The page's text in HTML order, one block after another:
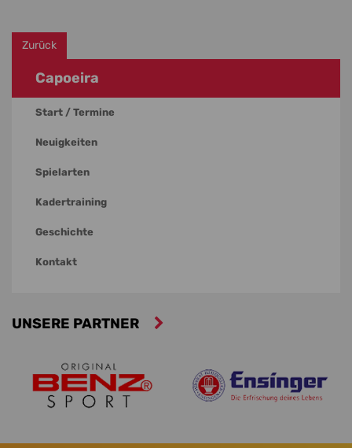
Zurück
Capoeira
Start / Termine
Neuigkeiten
Spielarten
Kadertraining
Geschichte
Kontakt
UNSERE PARTNER